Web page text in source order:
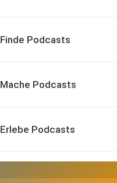
Finde Podcasts
Mache Podcasts
Erlebe Podcasts